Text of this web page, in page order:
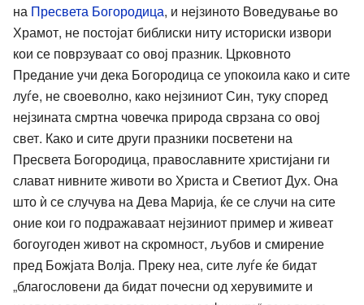
на Пресвета Богородица, и нејзиното Воведување во
Храмот, не постојат библиски ниту историски извори
кои се поврзуваат со овој празник. Црковното
Предание учи дека Богородица се упокоила како и сите
луѓе, не своеволно, како нејзиниот Син, туку според
нејзината смртна човечка природа сврзана со овој
свет. Како и сите други празники посветени на
Пресвета Богородица, православните христијани ги
слават нивните животи во Христа и Светиот Дух. Она
што ѝ се случува на Дева Марија, ќе се случи на сите
оние кои го подражаваат нејзиниот пример и живеат
богоугоден живот на скромност, љубов и смирение
пред Божјата Волја. Преку неа, сите луѓе ќе бидат
„благословени да бидат почесни од херувимите и